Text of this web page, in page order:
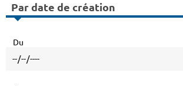
Par date de création
Du